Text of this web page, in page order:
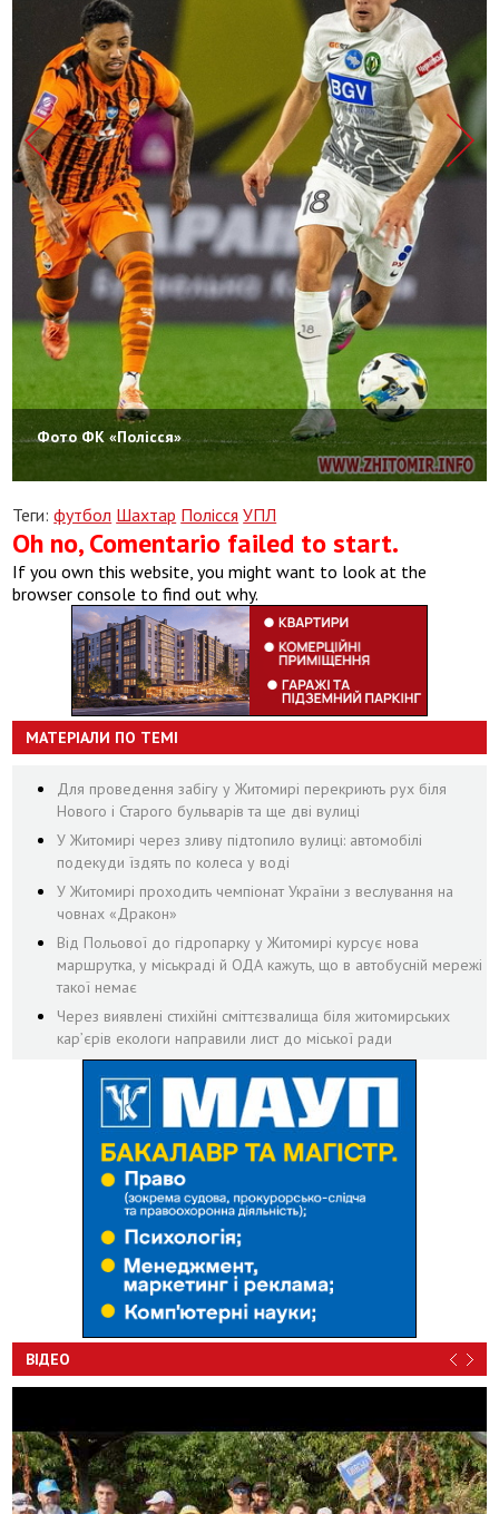
Фото ФК «Полісся»
Теги:футбол Шахтар Полісся УПЛ
Oh no, Comentario failed to start.
If you own this website, you might want to look at the
browser console to find out why.
МАТЕРІАЛИ ПО ТЕМІ
Для проведення забігу у Житомирі перекриють рух біля
Нового і Старого бульварів та ще дві вулиці
У Житомирі через зливу підтопило вулиці: автомобілі
подекуди їздять по колеса у воді
У Житомирі проходить чемпіонат України з веслування на
човнах «Дракон»
Від Польової до гідропарку у Житомирі курсує нова
маршрутка, у міськраді й ОДА кажуть, що в автобусній мережі
такої немає
Через виявлені стихійні сміттєзвалища біля житомирських
кар’єрів екологи направили лист до міської ради
ВІДЕО